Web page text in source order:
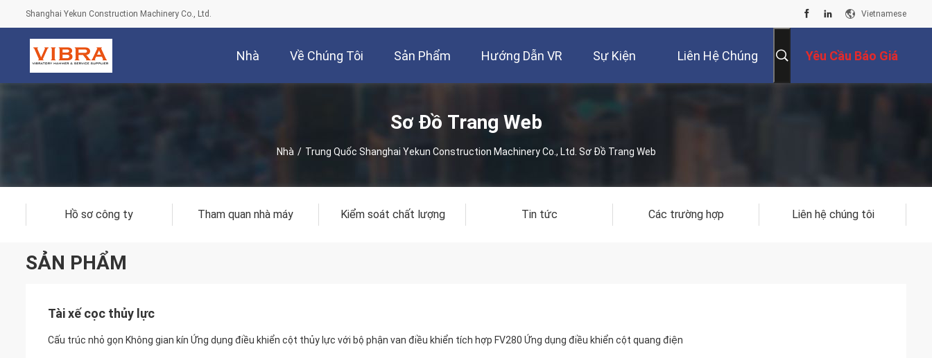
Shanghai Yekun Construction Machinery Co., Ltd. Vietnamese
Nhà Về Chúng Tôi Sản Phẩm Hướng Dẫn VR Sự Kiện Liên Hệ Chúng Yêu Cầu Báo Giá
Sơ Đồ Trang Web
Nhà / Trung Quốc Shanghai Yekun Construction Machinery Co., Ltd. Sơ Đồ Trang Web
Hồ sơ công ty Tham quan nhà máy Kiểm soát chất lượng Tin tức Các trường hợp Liên hệ chúng tôi
SẢN PHẨM
Tài xế cọc thủy lực
Cấu trúc nhỏ gọn Không gian kín Ứng dụng điều khiển cột thủy lực với bộ phận van điều khiển tích hợp FV280 Ứng dụng điều khiển cột quang điện